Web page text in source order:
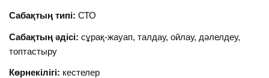
Сабақтың типі: СТО
Сабақтың әдісі:сұрақ-жауап, талдау, ойлау, дәлелдеу,
топтастыру
Көрнекілігі: кестелер